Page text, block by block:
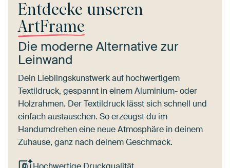
Entdecke unseren
ArtFrame
Die moderne Alternative zur
Leinwand
Dein Lieblingskunstwerk auf hochwertigem
Textildruck, gespannt in einem Aluminium- oder
Holzrahmen. Der Textildruck lässt sich schnell und
einfach austauschen. So erzeugst du im
Handumdrehen eine neue Atmosphäre in deinem
Zuhause, ganz nach deinem Geschmack.